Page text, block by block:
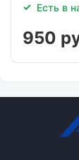
Есть в
950